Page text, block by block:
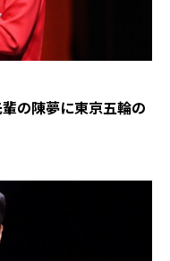
の陳夢に東京五輪の